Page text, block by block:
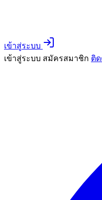
เข้าสู่ระบบ
เข้าสู่ระบบ สมัครสมาชิก ติด